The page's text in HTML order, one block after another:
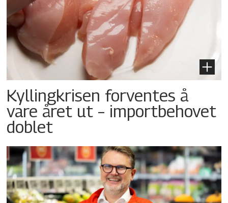
Kyllingkrisen forventes å
vare året ut – importbehovet
doblet